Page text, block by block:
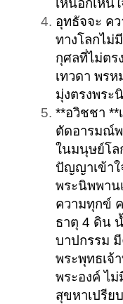
เห็นอกเห็น
อุทธัจจะ ค
ทางโลกไม่
กุศลที่ไม่ตร
เทวดา พร
มุ่งตรงพระ
**อวิชชา
ตัดอารมณ์
ในมนุษย์โล
ปัญญาเข้าใ
พระนิพพา
ความทุกข์
ธาตุ 4 ดิน
บาปกรรม
พระพุทธเจ้
พระองค์ ไ
สุขหาเปรีย